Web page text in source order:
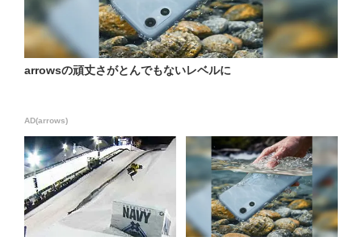
arrowsの頑丈さがとんでもないレベルに
AD(arrows)